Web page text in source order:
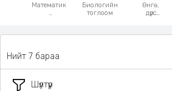
Математик
Биологийн
тоглоом
Өнгө,
дүрс
Шүүлтүүр
Нийт 7 бараа